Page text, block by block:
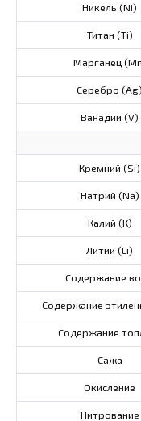
Никель (Ni)
Титан (Ti)
Марганец
Серебро (Ag)
Ванадий (V)
Кремний (Si)
Натрий (Na)
Калий (К)
Литий (Li)
Содержание
Содержание
Содержание
Сажа
Окисление
Нитрование